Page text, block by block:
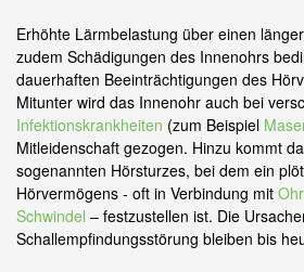
Erhöhte Lärmbelastung über einen
zudem Schädigungen des Innenohrs
dauerhaften Beeinträchtigungen des
Mitunter wird das Innenohr auch bei
Infektionskrankheiten (zum Beispiel
Mitleidenschaft gezogen. Hinzu kommt
sogenannten Hörsturzes, bei dem ein
Hörvermögens - oft in Verbindung mit
Schwindel – festzustellen ist. Die
Schallempfindungsstörung bleiben bis